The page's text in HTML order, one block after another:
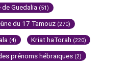
de Guedalia (51)
du 17 Tamouz (270)
(4) Kriat haTorah (220)
prénoms hébraïques (2)